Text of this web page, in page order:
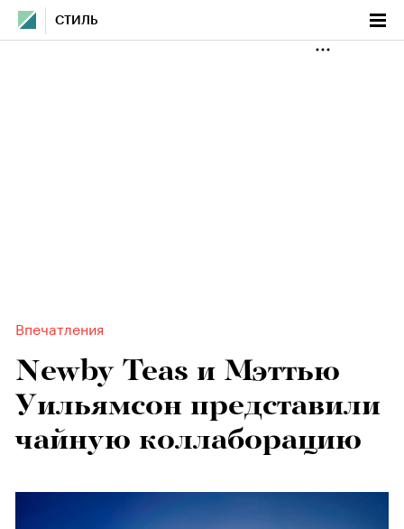
СТИЛЬ
Впечатления
Newby Teas и Мэттью
Уильямсон представили
чайную коллаборацию